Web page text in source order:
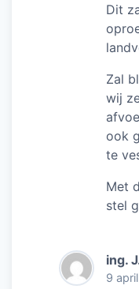
Dit
Zal
wij
ook
te
Met
stel
ing.
9